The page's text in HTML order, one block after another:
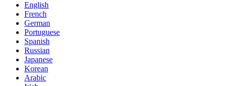
English
French
German
Portuguese
Spanish
Russian
Japanese
Korean
Arabic